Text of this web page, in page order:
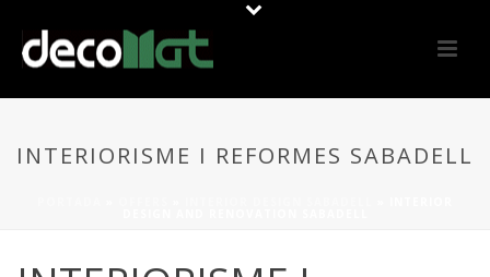
INTERIORISME I REFORMES SABADELL